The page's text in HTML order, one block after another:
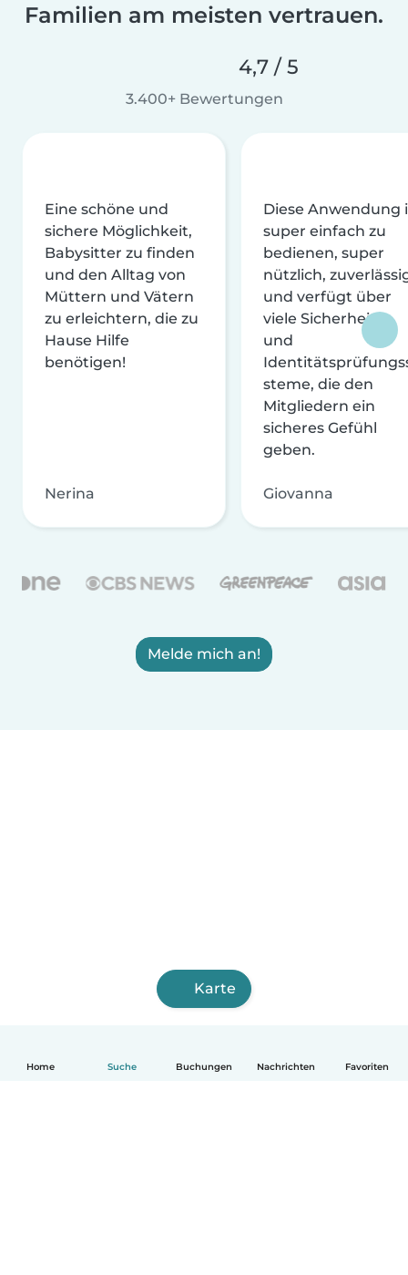
Home Suche Buchungen Nachrichten Favoriten
Familien am meisten vertrauen.
4,7 / 5
3.400+ Bewertungen
Eine schöne und
sichere Möglichkeit,
Babysitter zu finden
und den Alltag von
Müttern und Vätern
zu erleichtern, die zu
Hause Hilfe
benötigen!
Nerina
Diese Anwendung
super einfach zu
bedienen, super
nützlich,
und verfügt über
viele Sicherheits-
und
steme, die den
Mitgliedern ein
sicheres Gefühl
geben.
Giovanna
Melde mich an!
Karte